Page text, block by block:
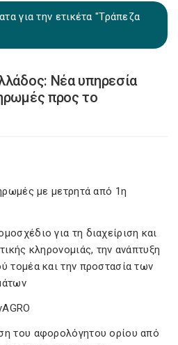
για την ετικέτα "Τράπεζα
Νέα υπηρεσία
προς το
με μετρητά από 1η
για τη διαχείριση και
κληρονομιάς, την ανάπτυξη
τομέα και την προστασία των
του αφορολόγητου ορίου από